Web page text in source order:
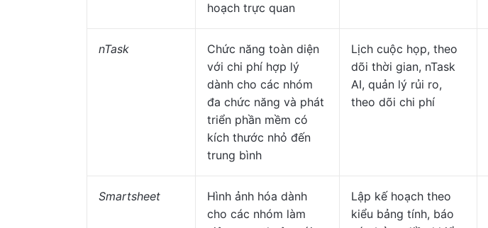
hoạch trực quan
nTask
Chức năng toàn diện
với chi phí hợp lý
dành cho các nhóm
đa chức năng và phát
triển phần mềm có
kích thước nhỏ đến
trung bình
Lịch cuộc họp, theo
dõi thời gian, nTask
AI, quản lý rủi ro,
theo dõi chi phí
Smartsheet
Hình ảnh hóa dành
cho các nhóm làm
Lập kế hoạch theo
kiểu bảng tính, báo